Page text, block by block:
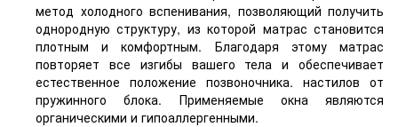
метод холодного вспенивания, позволяющий получить
однородную структуру, из которой матрас становится
плотным и комфортным. Благодаря этому матрас
повторяет все изгибы вашего тела и обеспечивает
естественное положение позвоночника. настилов от
пружинного блока. Применяемые окна являются
органическими и гипоаллергенными.